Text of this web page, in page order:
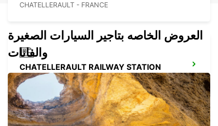
CHATELLERAULT - FRANCE
CHATELLERAULT RAILWAY STATION
CHATELLERAULT - FRANCE
العروض الخاصه بتاجير السيارات الصغيرة
والفانات